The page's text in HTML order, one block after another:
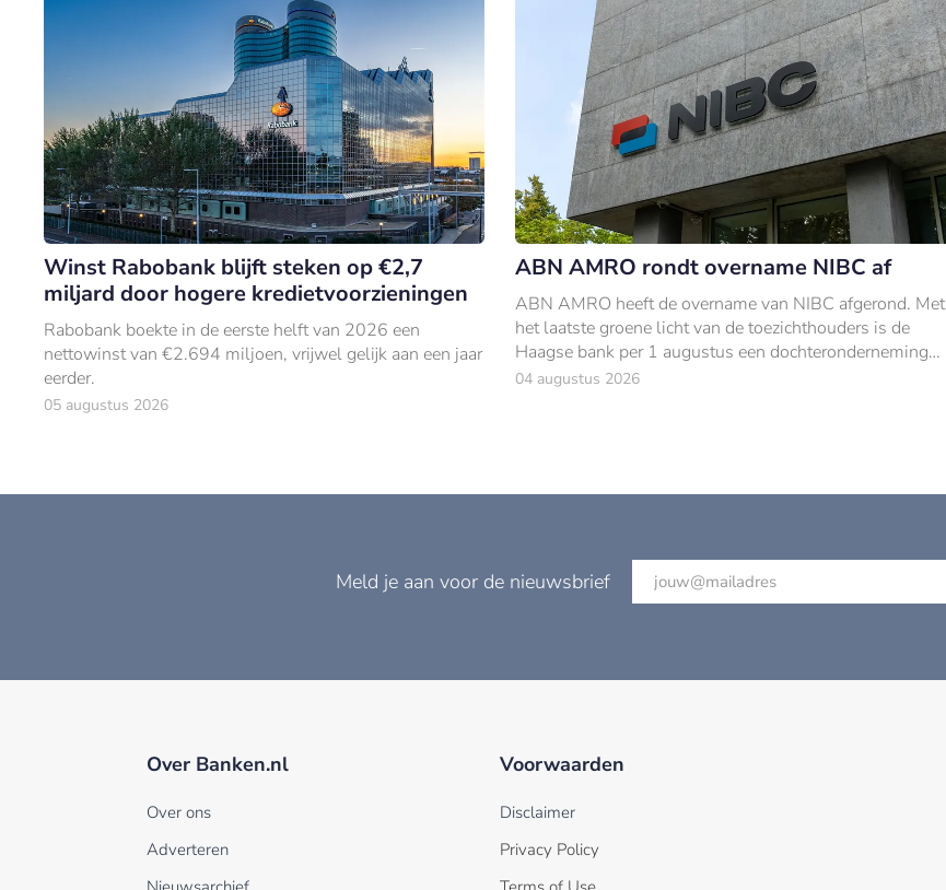
Winst Rabobank blijft steken op €2,7
miljard door hogere kredietvoorzieningen
Rabobank boekte in de eerste helft van 2026 een
nettowinst van €2.694 miljoen, vrijwel gelijk aan een jaar
eerder.
05 augustus 2026
ABN AMRO rondt overname NIBC af
ABN AMRO heeft de overname van NIBC afgerond. Met
het laatste groene licht van de toezichthouders is de
Haagse bank per 1 augustus een dochteronderneming
van ABN AMRO.
04 augustus 2026
Meld je aan voor de nieuwsbrief
Over Banken.nl
Over ons
Adverteren
Voorwaarden
Disclaimer
Privacy Policy